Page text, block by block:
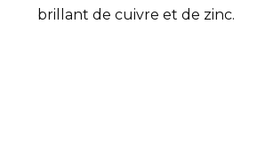
brillant de cuivre et de zinc.